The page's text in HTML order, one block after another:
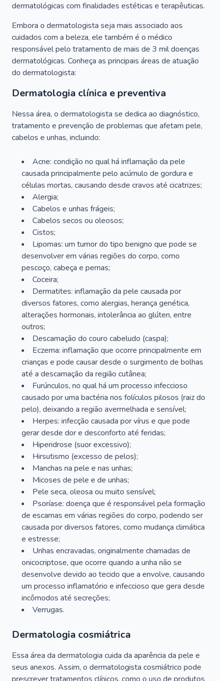
dermatológicas com finalidades estéticas e terapêuticas.
Embora o dermatologista seja mais associado aos
cuidados com a beleza, ele também é o médico
responsável pelo tratamento de mais de 3 mil doenças
dermatológicas. Conheça as principais áreas de atuação
do dermatologista:
Dermatologia clínica e preventiva
Nessa área, o dermatologista se dedica ao diagnóstico,
tratamento e prevenção de problemas que afetam pele,
cabelos e unhas, incluindo:
Acne: condição no qual há inflamação da pele
causada principalmente pelo acúmulo de gordura e
células mortas, causando desde cravos até cicatrizes;
Alergia;
Cabelos e unhas frágeis;
Cabelos secos ou oleosos;
Cistos;
Lipomas: um tumor do tipo benigno que pode se
desenvolver em várias regiões do corpo, como
pescoço, cabeça e pernas;
Coceira;
Dermatites: inflamação da pele causada por
diversos fatores, como alergias, herança genética,
alterações hormonais, intolerância ao glúten, entre
outros;
Descamação do couro cabeludo (caspa);
Eczema: inflamação que ocorre principalmente em
crianças e pode causar desde o surgimento de bolhas
até a descamação da região cutânea;
Furúnculos, no qual há um processo infeccioso
causado por uma bactéria nos folículos pilosos (raiz do
pelo), deixando a região avermelhada e sensível;
Herpes: infecção causada por vírus e que pode
gerar desde dor e desconforto até feridas;
Hiperidrose (suor excessivo);
Hirsutismo (excesso de pelos);
Manchas na pele e nas unhas;
Micoses de pele e de unhas;
Pele seca, oleosa ou muito sensível;
Psoríase: doença que é responsável pela formação
de escamas em várias regiões do corpo, podendo ser
causada por diversos fatores, como mudança climática
e estresse;
Unhas encravadas, originalmente chamadas de
onicocriptose, que ocorre quando a unha não se
desenvolve devido ao tecido que a envolve, causando
um processo inflamatório e infeccioso que gera desde
incômodos até secreções;
Verrugas.
Dermatologia cosmiátrica
Essa área da dermatologia cuida da aparência da pele e
seus anexos. Assim, o dermatologista cosmiátrico pode